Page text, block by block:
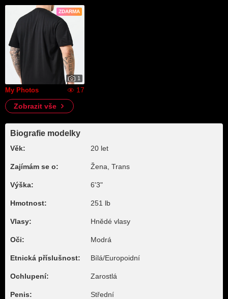
ZDARMA
1
My Photos
17
Zobrazit vše
Biografie modelky
Věk: 20 let
Zajímám se o: Žena, Trans
Výška: 6'3"
Hmotnost: 251 lb
Vlasy: Hnědé vlasy
Oči: Modrá
Etnická příslušnost: Bílá/Europoidní
Ochlupení: Zarostlá
Penis: Střední